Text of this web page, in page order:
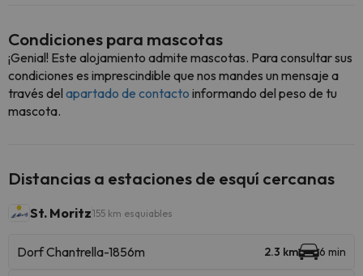
Condiciones para mascotas
¡Genial! Este alojamiento admite mascotas. Para consultar sus
condiciones es imprescindible que nos mandes un mensaje a
través del apartado de contacto informando del peso de tu
mascota.
Distancias a estaciones de esquí cercanas
St. Moritz155 km esquiables
Dorf Chantrella-1856m 2.3 km 6 min